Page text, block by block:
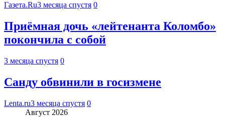
Газета.Ru3 месяца спустя 0
Приёмная дочь «лейтенанта Коломбо»
покончила с собой
3 месяца спустя 0
Санду обвинили в госизмене
Lenta.ru3 месяца спустя 0
Август 2026